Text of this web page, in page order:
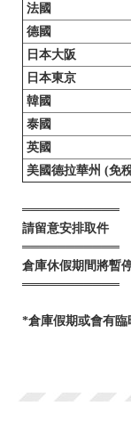
法國
德國
日本大阪
日本東京
韓國
泰國
英國
美國德拉華州 (免
═══════════
請留意安排取件
═══════════
倉庫休假期間將暫
═══════════
*倉庫假期或會有